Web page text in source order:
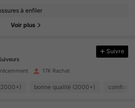
à enfiler
Voir plus
a 1 jour
Suivre
17K Rachat
bonne qualité (2000+)